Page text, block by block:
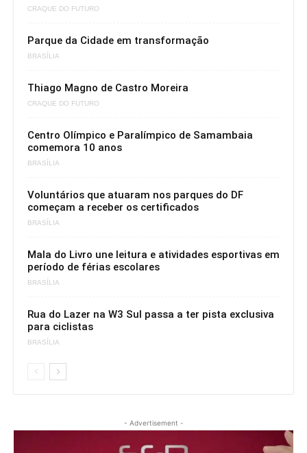
CRAQUE DO FUTURO
Parque da Cidade em transformação
BRASÍLIA
Thiago Magno de Castro Moreira
CRAQUE DO FUTURO
Centro Olímpico e Paralímpico de Samambaia
comemora 10 anos
BRASÍLIA
Voluntários que atuaram nos parques do DF
começam a receber os certificados
BRASÍLIA
Mala do Livro une leitura e atividades esportivas em
período de férias escolares
BRASÍLIA
Rua do Lazer na W3 Sul passa a ter pista exclusiva
para ciclistas
BRASÍLIA
- Advertisement -